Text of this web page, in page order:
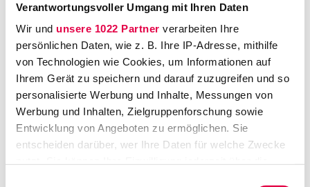
Verantwortungsvoller Umgang mit Ihren Daten
Wir und unsere 1022 Partner verarbeiten Ihre
persönlichen Daten, wie z. B. Ihre IP-Adresse, mithilfe
von Technologien wie Cookies, um Informationen auf
Ihrem Gerät zu speichern und darauf zuzugreifen und so
personalisierte Werbung und Inhalte, Messungen von
Werbung und Inhalten, Zielgruppenforschung sowie
Entwicklung von Angeboten zu ermöglichen. Sie
entscheiden darüber, wer Ihre Daten für welche Zwecke
sondern immer mit einer normalen Krawatte.
Beim Amtsgericht kommt es häufiger vor, dass
Kollegen ohne Krawatte und ohne Robe
kommen. Und einige Strafverteidiger treten
mit weißer Krawatte auf.LTO:Warum?
Hartung:Das weiß ich gar nicht so genau. Ich
glaube, es geht eher darum, keinem Richter
irgendeinen Anlass zu bieten, um Ärger zu
machen.